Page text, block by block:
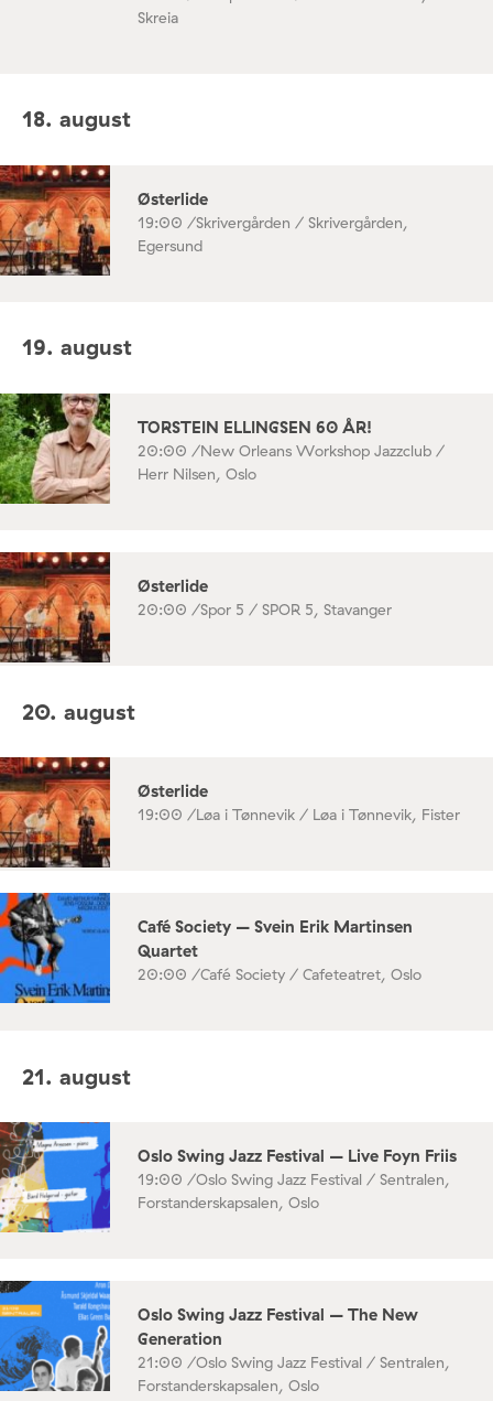
Skreia
18. august
Østerlide
19:00 /Skrivergården / Skrivergården,
Egersund
19. august
TORSTEIN ELLINGSEN 60 ÅR!
20:00 /New Orleans Workshop Jazzclub /
Herr Nilsen, Oslo
Østerlide
20:00 /Spor 5 / SPOR 5, Stavanger
20. august
Østerlide
19:00 /Løa i Tønnevik / Løa i Tønnevik, Fister
Café Society – Svein Erik Martinsen
Quartet
20:00 /Café Society / Cafeteatret, Oslo
21. august
Oslo Swing Jazz Festival – Live Foyn Friis
19:00 /Oslo Swing Jazz Festival / Sentralen,
Forstanderskapsalen, Oslo
Oslo Swing Jazz Festival – The New
Generation
21:00 /Oslo Swing Jazz Festival / Sentralen,
Forstanderskapsalen, Oslo